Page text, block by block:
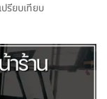
ปรียบเทียบ